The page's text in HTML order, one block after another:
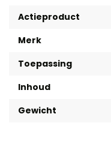
Actieproduct
Merk
Toepassing
Inhoud
Gewicht